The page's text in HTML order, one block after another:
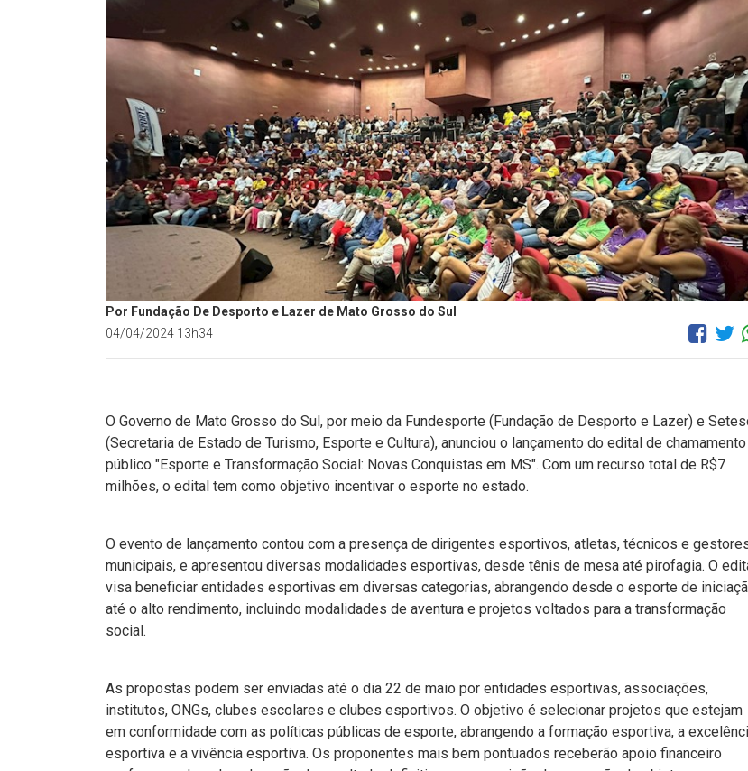
Por Fundação De Desporto e Lazer de Mato Grosso do Sul
04/04/2024 13h34
O Governo de Mato Grosso do Sul, por meio da Fundesporte (Fundação de Desporto e Lazer) e
(Secretaria de Estado de Turismo, Esporte e Cultura), anunciou o lançamento do edital de chamamento
público "Esporte e Transformação Social: Novas Conquistas em MS". Com um recurso total de R$7
milhões, o edital tem como objetivo incentivar o esporte no estado.
O evento de lançamento contou com a presença de dirigentes esportivos, atletas, técnicos e
municipais, e apresentou diversas modalidades esportivas, desde tênis de mesa até pirofagia. O
visa beneficiar entidades esportivas em diversas categorias, abrangendo desde o esporte de
até o alto rendimento, incluindo modalidades de aventura e projetos voltados para a transformação
social.
As propostas podem ser enviadas até o dia 22 de maio por entidades esportivas, associações,
institutos, ONGs, clubes escolares e clubes esportivos. O objetivo é selecionar projetos que estejam
em conformidade com as políticas públicas de esporte, abrangendo a formação esportiva, a
esportiva e a vivência esportiva. Os proponentes mais bem pontuados receberão apoio financeiro